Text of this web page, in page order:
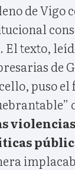
de Vigo
. El texto,
de
puso
violencias